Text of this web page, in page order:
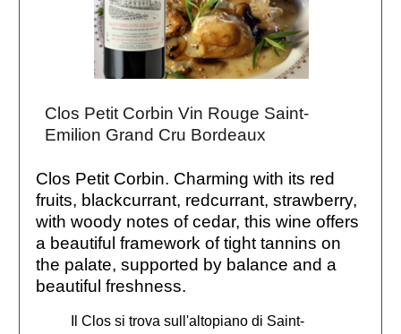
Clos Petit Corbin Vin Rouge Saint-
Emilion Grand Cru Bordeaux
Clos Petit Corbin. Charming with its red
fruits, blackcurrant, redcurrant, strawberry,
with woody notes of cedar, this wine offers
a beautiful framework of tight tannins on
the palate, supported by balance and a
beautiful freshness.
Il Clos si trova sull'altopiano di Saint-